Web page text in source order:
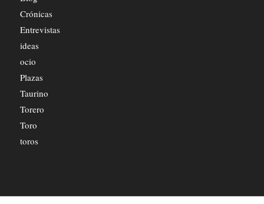
Crónicas
Entrevistas
ideas
ocio
Plazas
Taurino
Torero
Toro
toros